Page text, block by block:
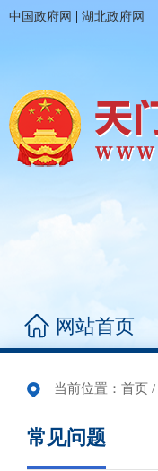
中国政府网 | 湖北政府网
网站首页
当前位置： 首页 /
常见问题